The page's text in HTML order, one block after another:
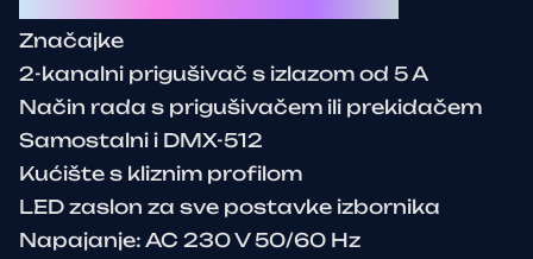
Značajke
2-kanalni prigušivač s izlazom od 5 A
Način rada s prigušivačem ili prekidačem
Samostalni i DMX-512
Kućište s kliznim profilom
LED zaslon za sve postavke izbornika
Napajanje: AC 230 V 50/60 Hz